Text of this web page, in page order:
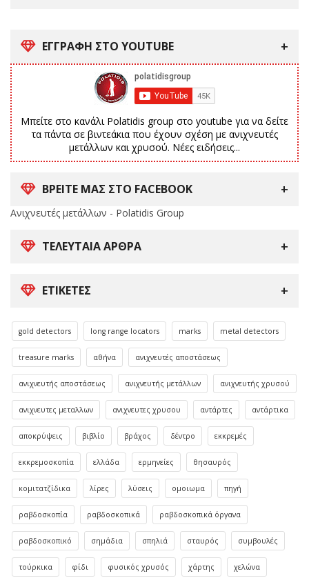
ΕΓΓΡΑΦΗ ΣΤΟ YOUTUBE
Μπείτε στο κανάλι Polatidis group στο youtube για να δείτε
τα πάντα σε βιντεάκια που έχουν σχέση με ανιχνευτές
μετάλλων και χρυσού. Νέες ειδήσεις...
ΒΡΕΙΤΕ ΜΑΣ ΣΤΟ FACEBOOK
Ανιχνευτές μετάλλων - Polatidis Group
ΤΕΛΕΥΤΑΊΑ ΆΡΘΡΑ
ΕΤΙΚΈΤΕΣ
gold detectors long range locators marks metal detectors
treasure marks αθήνα ανιχνευτές αποστάσεως
ανιχνευτής αποστάσεως ανιχνευτής μετάλλων ανιχνευτής χρυσού
ανιχνευτες μεταλλων ανιχνευτες χρυσου αντάρτες αντάρτικα
αποκρύψεις βιβλίο βράχος δέντρο εκκρεμές
εκκρεμοσκοπία ελλάδα ερμηνείες θησαυρός
κομιτατζίδικα λίρες λύσεις ομοιωμα πηγή
ραβδοσκοπία ραβδοσκοπικά ραβδοσκοπικά όργανα
ραβδοσκοπικό σημάδια σπηλιά σταυρός συμβουλές
τούρκικα φίδι φυσικός χρυσός χάρτης χελώνα